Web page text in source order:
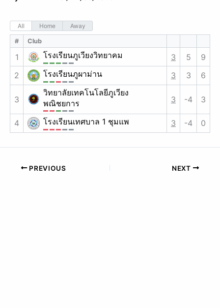
All Home Away
# Club
1 โรงเรียนภูเวียงวิทยาคม 3 5
9
2
โรงเรียนภูผาม่าน 3 3 6
3
วิทยาลัยเทคโนโลยีภูเวียง
พณิชยการ
3 -4 3
4 โรงเรียนเทศบาล 1 ชุมแพ 3 -4 0
PREVIOUS NEXT